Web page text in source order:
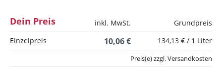
Dein Preis inkl. MwSt.
Grundpreis
Einzelpreis
10,06 € 134,13 € / 1 Liter
Preis(e) zzgl. Versandkosten